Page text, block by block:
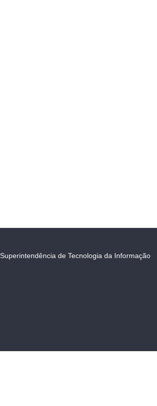
Superintendência de Tecnologia da Informação